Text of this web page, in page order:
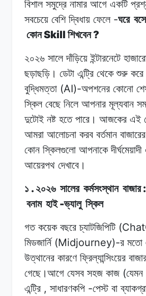
বিশাল সমুদ্রে নামার আগে একটি
সবচেয়ে বেশি দ্বিধায় ফেলে-ঘরে বসে
কোনSkill শিখবেন?
২০২৬ সালে দাঁড়িয়ে ইন্টারনেটে
ছড়াছড়ি। ডেটা এন্ট্রি থেকে শুরু করে
বুদ্ধিমত্তা (AI)-অপশনের কোনো
স্কিল বেছে নিলে আপনার মূল্যবান
দুটোই নষ্ট হতে পারে। আজকের এই
আমরা আলোচনা করব বর্তমান
কোন স্কিলগুলো আপনাকে দীর্ঘমেয়াদী
আয়েরপথ দেখাবে।
১ . ২০২৬ সালের কর্মসংস্থান বাজার:
বনাম হাই-ভ্যালু স্কিল
গত কয়েক বছরে চ্যাটজিপিটি
মিডজার্নি(Midjourney)-র মতো
উত্থানের কারণে ফ্রিল্যান্সিংয়ের
গেছে।আগে যেসব সহজ কাজ (যেমন
এন্ট্রি , সাধারণকপি -পেস্ট বা